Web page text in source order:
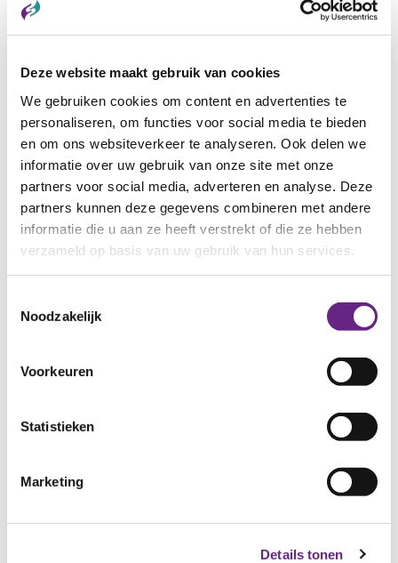
Deze website maakt gebruik van cookies
We gebruiken cookies om content en advertenties te
personaliseren, om functies voor social media te bieden
en om ons websiteverkeer te analyseren. Ook delen we
informatie over uw gebruik van onze site met onze
partners voor social media, adverteren en analyse. Deze
partners kunnen deze gegevens combineren met andere
informatie die u aan ze heeft verstrekt of die ze hebben
verzameld op basis van uw gebruik van hun services.
Noodzakelijk
Voorkeuren
Statistieken
Marketing
Details tonen
Aanvraag
werkgevers
Bedrijf
E-mailadres
Telefoonnummer
de vraag